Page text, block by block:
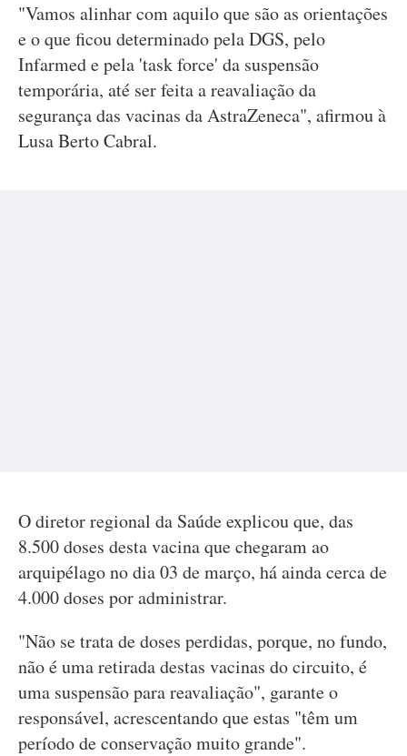
"Vamos alinhar com aquilo que são as orientações
e o que ficou determinado pela DGS, pelo
Infarmed e pela 'task force' da suspensão
temporária, até ser feita a reavaliação da
segurança das vacinas da AstraZeneca", afirmou à
Lusa Berto Cabral.
O diretor regional da Saúde explicou que, das
8.500 doses desta vacina que chegaram ao
arquipélago no dia 03 de março, há ainda cerca de
4.000 doses por administrar.
"Não se trata de doses perdidas, porque, no fundo,
não é uma retirada destas vacinas do circuito, é
uma suspensão para reavaliação", garante o
responsável, acrescentando que estas "têm um
período de conservação muito grande".